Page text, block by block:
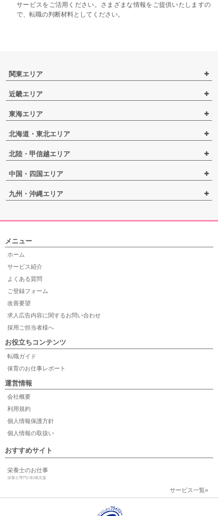
サービスをご活用ください。さまざまな情報をご提供いたしますの
で、転職の判断材料としてください。
関東エリア
近畿エリア
東海エリア
北海道・東北エリア
北陸・甲信越エリア
中国・四国エリア
九州・沖縄エリア
メニュー
ホーム
サービス紹介
よくある質問
ご登録フォーム
改善要望
求人広告内容に関するお問い合わせ
採用ご担当者様へ
お役立ちコンテンツ
転職ガイド
保育のお仕事レポート
運営情報
会社概要
利用規約
個人情報保護方針
個人情報の取扱い
おすすめサイト
栄養士のお仕事
栄養士専門の転職支援
サービス一覧»